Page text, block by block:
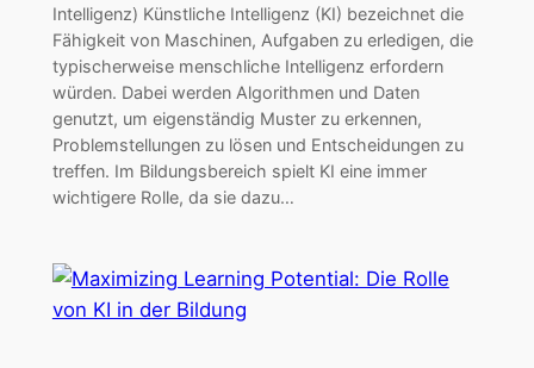
Intelligenz) Künstliche Intelligenz (KI) bezeichnet die
Fähigkeit von Maschinen, Aufgaben zu erledigen, die
typischerweise menschliche Intelligenz erfordern
würden. Dabei werden Algorithmen und Daten
genutzt, um eigenständig Muster zu erkennen,
Problemstellungen zu lösen und Entscheidungen zu
treffen. Im Bildungsbereich spielt KI eine immer
wichtigere Rolle, da sie dazu…